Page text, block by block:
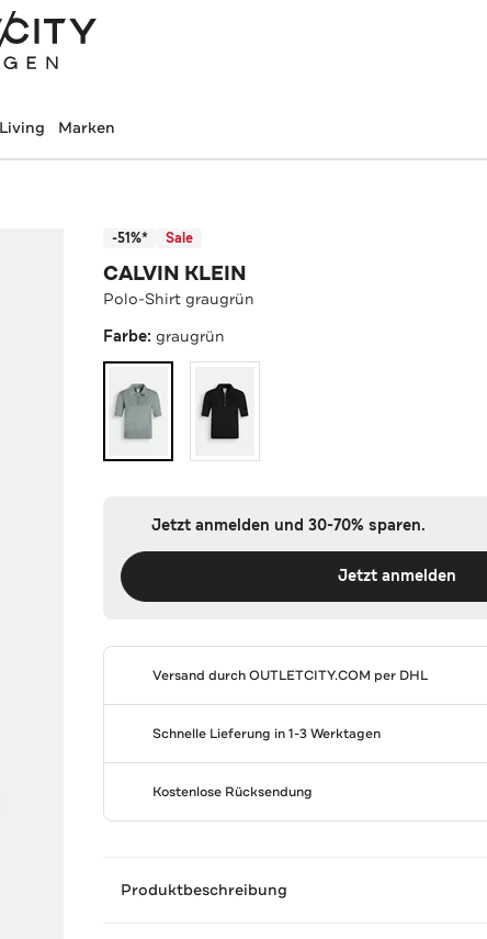
Marken
-51%* Sale
CALVIN KLEIN
Polo-Shirt graugrün
Farbe:graugrün
Jetzt anmelden und 30-70% sparen.
Jetzt anmelden
Versand durchOUTLETCITY.COM per DHL
Schnelle Lieferung in 1-3 Werktagen
Kostenlose Rücksendung
Produktbeschreibung